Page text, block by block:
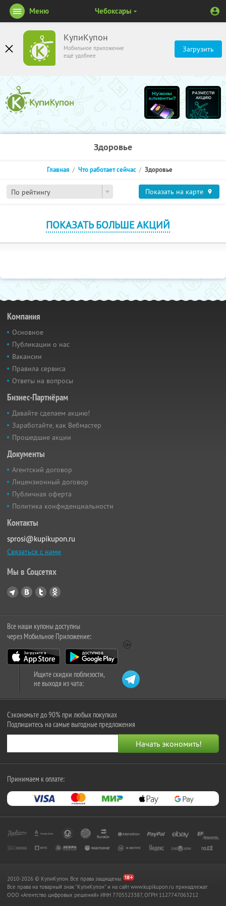
КупиКупон
Мобильное приложение
ещё удобнее
Загрузить
Меню Чебоксары
Здоровье
По рейтингу
Главная Что работает сейчас Здоровье
Показать на карте
ПОКАЗАТЬ БОЛЬШЕ АКЦИЙ
Компания
Основное
Публикации о нас
Вакансии
Правила сервиса
Ответы на вопросы
Бизнес-Партнёрам
Давайте сделаем акцию!
Заработайте, как Вебмастер
Прошедшие акции
Документы
Агентский договор
Лицензионный договор
Публичная оферта
Политика конфиденциальности
Контакты
sprosi@kupikupon.ru
Связаться с нами
Мы в Соцсетях
Все наши купоны доступны
через Мобильное Приложение:
Ищите скидки поблизости,
не выходя из чата:
Сэкономьте до 90% при любых покупках
Подпишитесь на самые выгодные предложения
Принимаем к оплате:
2010-2026 © КупиКупон. Все права защищены.
Все права на товарный знак "КупиКупон" и на сайт www.kupikupon.ru принадлежат
OOO «Агентство цифровых решений» ИНН 7705523387, ОГРН 1127747063212